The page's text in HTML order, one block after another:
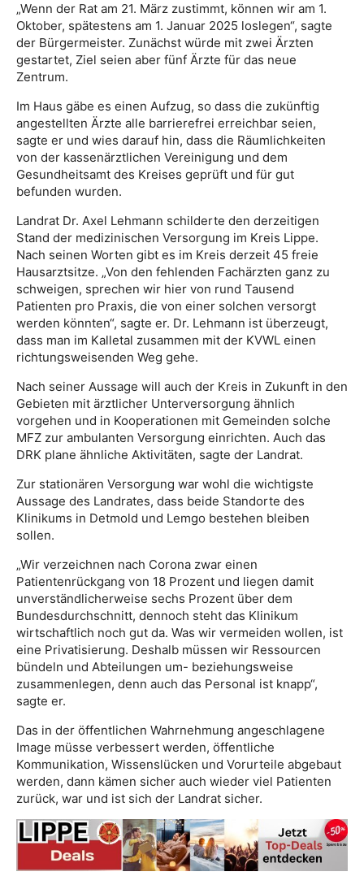
„Wenn der Rat am 21. März zustimmt, können wir am 1.
Oktober, spätestens am 1. Januar 2025 loslegen“, sagte
der Bürgermeister. Zunächst würde mit zwei Ärzten
gestartet, Ziel seien aber fünf Ärzte für das neue
Zentrum.
Im Haus gäbe es einen Aufzug, so dass die zukünftig
angestellten Ärzte alle barrierefrei erreichbar seien,
sagte er und wies darauf hin, dass die Räumlichkeiten
von der kassenärztlichen Vereinigung und dem
Gesundheitsamt des Kreises geprüft und für gut
befunden wurden.
Landrat Dr. Axel Lehmann schilderte den derzeitigen
Stand der medizinischen Versorgung im Kreis Lippe.
Nach seinen Worten gibt es im Kreis derzeit 45 freie
Hausarztsitze. „Von den fehlenden Fachärzten ganz zu
schweigen, sprechen wir hier von rund Tausend
Patienten pro Praxis, die von einer solchen versorgt
werden könnten“, sagte er. Dr. Lehmann ist überzeugt,
dass man im Kalletal zusammen mit der KVWL einen
richtungsweisenden Weg gehe.
Nach seiner Aussage will auch der Kreis in Zukunft in den
Gebieten mit ärztlicher Unterversorgung ähnlich
vorgehen und in Kooperationen mit Gemeinden solche
MFZ zur ambulanten Versorgung einrichten. Auch das
DRK plane ähnliche Aktivitäten, sagte der Landrat.
Zur stationären Versorgung war wohl die wichtigste
Aussage des Landrates, dass beide Standorte des
Klinikums in Detmold und Lemgo bestehen bleiben
sollen.
„Wir verzeichnen nach Corona zwar einen
Patientenrückgang von 18 Prozent und liegen damit
unverständlicherweise sechs Prozent über dem
Bundesdurchschnitt, dennoch steht das Klinikum
wirtschaftlich noch gut da. Was wir vermeiden wollen, ist
eine Privatisierung. Deshalb müssen wir Ressourcen
bündeln und Abteilungen um- beziehungsweise
zusammenlegen, denn auch das Personal ist knapp“,
sagte er.
Das in der öffentlichen Wahrnehmung angeschlagene
Image müsse verbessert werden, öffentliche
Kommunikation, Wissenslücken und Vorurteile abgebaut
werden, dann kämen sicher auch wieder viel Patienten
zurück, war und ist sich der Landrat sicher.